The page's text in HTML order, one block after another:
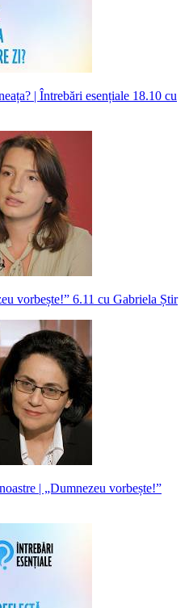
| Întrebări esențiale 18.10 cu
vorbește!” 6.11 cu Gabriela Știr
| „Dumnezeu vorbește!”